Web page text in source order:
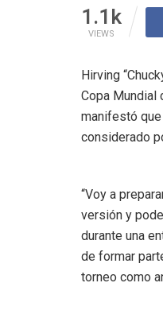
1.1k
VIEWS
Hirving
Copa Mundial
manifestó
considerado
“Voy a
versión y
durante una
de formar
torneo como